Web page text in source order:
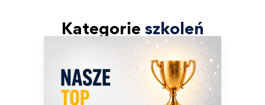
Kategorie szkoleń